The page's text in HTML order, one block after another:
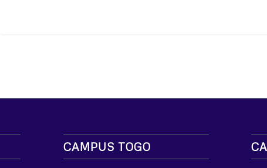
CAMPUS TOGO